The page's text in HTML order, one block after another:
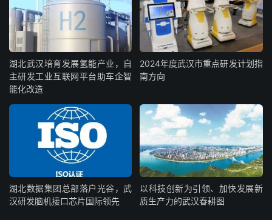
湖北武汉培育发展氢能产业，自
主研发工业互联网平台助车企智
能化改造
2024年度武汉市重点研发计划指
南方向
湖北数据集团总部落户光谷，武
汉研发脑机接口芯片国际领先
以科技创新为引领、加快发展新
质生产力的武汉春耕图